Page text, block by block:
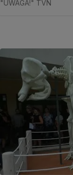
"UWAGA!" TVN